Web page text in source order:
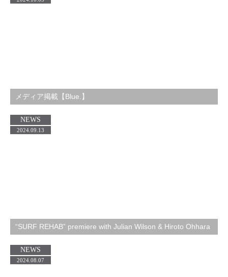
メディア掲載【Blue.】
“SURF REHAB” premiere with Julian Wilson & Hiroto Ohhara
NEWS
2024.09.13
NEWS
2024.08.07